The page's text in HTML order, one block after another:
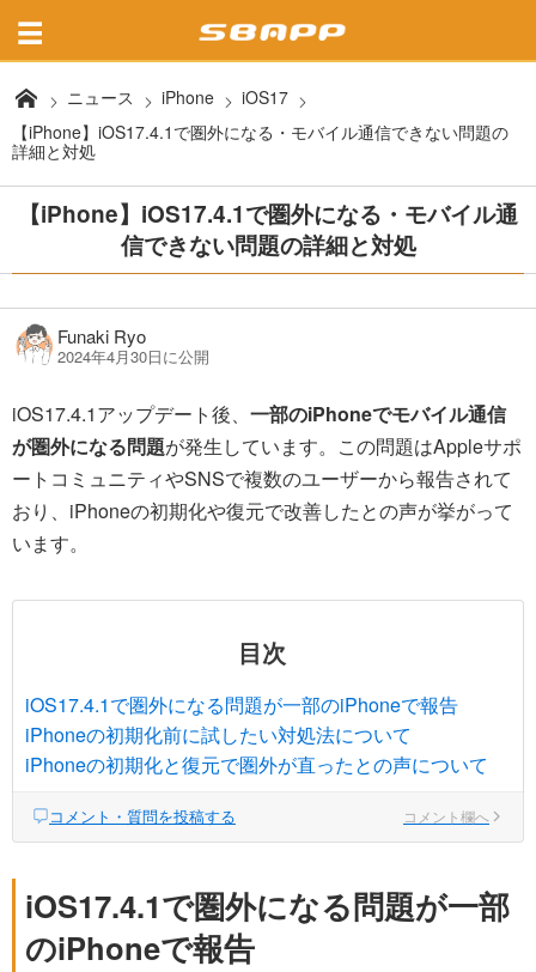
ニュース iPhone
iOS17
【iPhone】iOS17.4.1で圏外になる・モバイル通信できない問題の
詳細と対処
【iPhone】iOS17.4.1で圏外になる・モバイル通
信できない問題の詳細と対処
Funaki Ryo
2024年4月30日に公開
iOS17.4.1アップデート後、 一部のiPhoneでモバイル通信
が圏外になる問題が発生しています。この問題はAppleサポ
ートコミュニティやSNSで複数のユーザーから報告されて
おり、iPhoneの初期化や復元で改善したとの声が挙がって
います。
目次
iOS17.4.1で圏外になる問題が一部のiPhoneで報告
iPhoneの初期化前に試したい対処法について
iPhoneの初期化と復元で圏外が直ったとの声について
コメント・質問を投稿する コメント欄へ
iOS17.4.1で圏外になる問題が一部
のiPhoneで報告